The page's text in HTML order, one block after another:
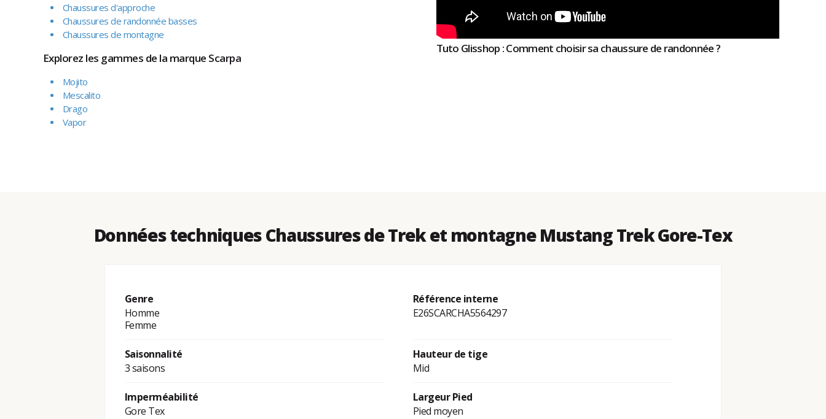
Chaussures d'approche
Chaussures de randonnée basses
Chaussures de montagne
Explorez les gammes de la marque Scarpa
Mojito
Mescalito
Drago
Vapor
Tuto Glisshop : Comment choisir sa chaussure de randonnée ?
Données techniques Chaussures de Trek et montagne Mustang Trek Gore-Tex
Genre
Homme
Femme
Référence interne
E26SCARCHA5564297
Saisonnalité
3 saisons
Hauteur de tige
Mid
Imperméabilité
Gore Tex
Largeur Pied
Pied moyen